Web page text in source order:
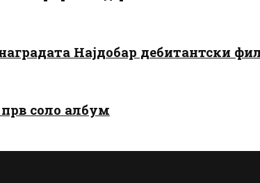
Најдобар дебитантски
прв соло албум